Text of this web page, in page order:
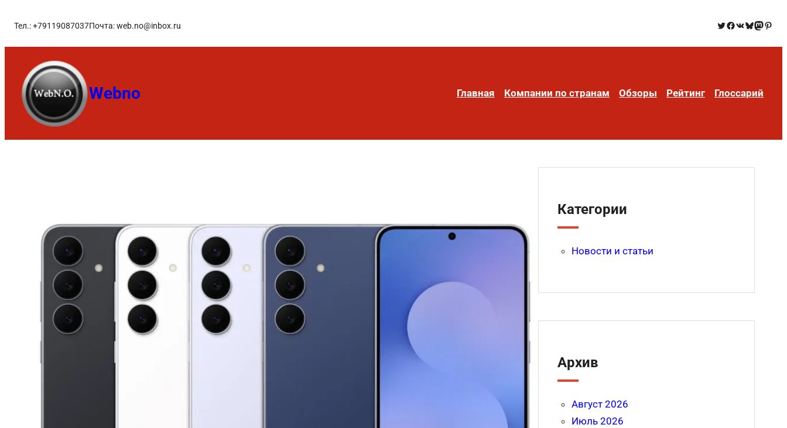
Тел.: +79119087037Почта: web.no@inbox.ru
Webno Главная Компании по странам Обзоры Рейтинг Глоссарий
Категории
Новости и статьи
Архив
Август 2026
Июль 2026